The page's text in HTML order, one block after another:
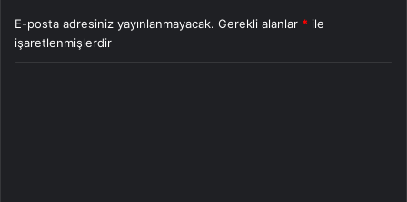
E-posta adresiniz yayınlanmayacak. Gerekli alanlar * ile
işaretlenmişlerdir